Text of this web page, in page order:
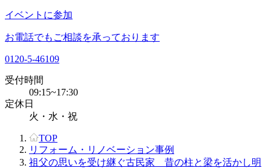
イベントに参加
お電話でもご相談を承っております
0120-5-46109
受付時間
09:15~17:30
定休日
火・水・祝
TOP
リフォーム・リノベーション事例
祖父の思いを受け継ぐ古民家 昔の柱と梁を活かし明